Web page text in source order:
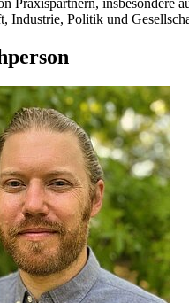
Industrie, Politik und